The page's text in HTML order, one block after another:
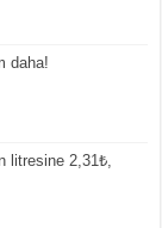
daha!
litresine 2,31₺,